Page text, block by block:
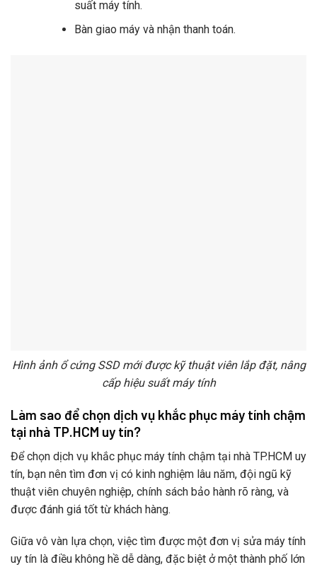
suất máy tính.
Bàn giao máy và nhận thanh toán.
Hình ảnh ổ cứng SSD mới được kỹ thuật viên lắp đặt, nâng
cấp hiệu suất máy tính
Làm sao để chọn dịch vụ khắc phục máy tính chậm
tại nhà TP.HCM uy tín?
Để chọn dịch vụ khắc phục máy tính chậm tại nhà TP.HCM uy
tín, bạn nên tìm đơn vị có kinh nghiệm lâu năm, đội ngũ kỹ
thuật viên chuyên nghiệp, chính sách bảo hành rõ ràng, và
được đánh giá tốt từ khách hàng.
Giữa vô vàn lựa chọn, việc tìm được một đơn vị sửa máy tính
uy tín là điều không hề dễ dàng, đặc biệt ở một thành phố lớn